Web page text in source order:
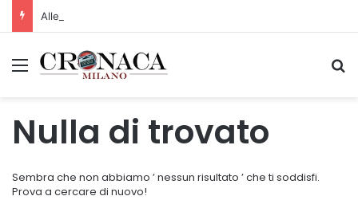
Allerta gialla per rischio temporali a partire dalle ore 18
Menu
Nulla di trovato
Sembra che non abbiamo ’ nessun risultato ’ che ti soddisfi.
Prova a cercare di nuovo!